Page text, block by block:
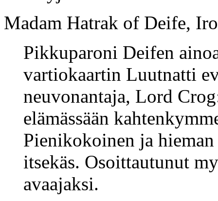
Madam Hatrak of Deife,
Pikkuparoni Deifen
vartiokaartin Luutnatti
neuvonantaja, Lord
elämässään
Pienikokoinen ja
itsekäs. Osoittautunut
avaajaksi.